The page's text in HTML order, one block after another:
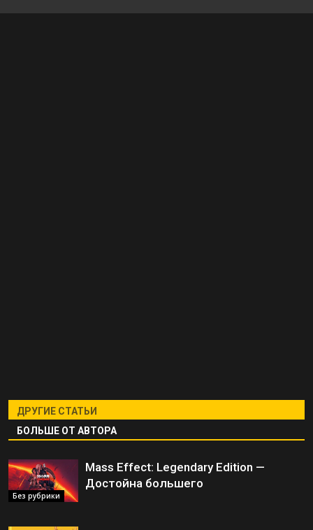
ДРУГИЕ СТАТЬИ
БОЛЬШЕ ОТ АВТОРА
Без рубрики
Mass Effect: Legendary Edition —
Достойна большего